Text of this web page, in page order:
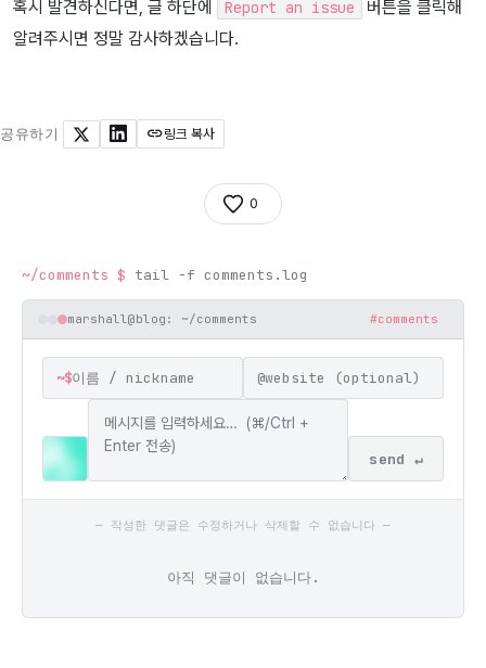
혹시 발견하신다면, 글 하단에 Report an issue
버튼을 클릭해
알려주시면 정말 감사하겠습니다.
공유하기 X LinkedIn링크 복사
0
~/comments $ tail -f comments.log
marshall@blog: ~/comments #comments
~$ @
send ↵
— 작성한 댓글은 수정하거나 삭제할 수 없습니다 —
아직 댓글이 없습니다.